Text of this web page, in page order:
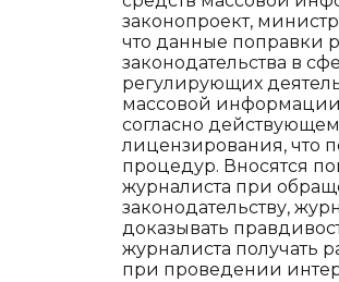
законопроект,
что данные поправки
законодательства в
регулирующих
массовой
согласно
лицензирования, что
процедур. Вносятся
журналиста при
законодательству,
доказывать
журналиста получать
при проведении